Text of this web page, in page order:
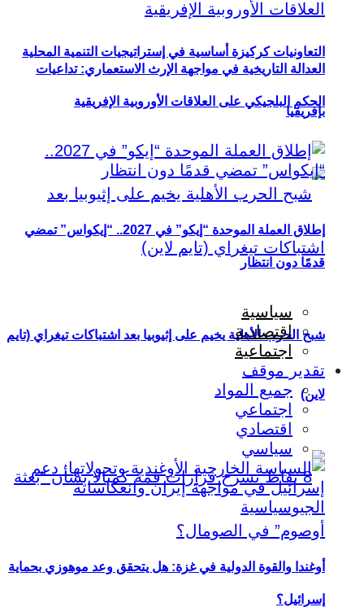
التعاونيات كركيزة أساسية في إستراتيجيات التنمية المحلية
بإفريقيا
شبح الحرب الأهلية يخيم على إثيوبيا بعد اشتباكات تيغراي (تايم
لاين)
العدالة التاريخية في مواجهة الإرث الاستعماري: تداعيات
الحكم البلجيكي على العلاقات الأوروبية الإفريقية
إطلاق العملة الموحدة “إيكو” في 2027.. “إيكواس” تمضي
قدمًا دون انتظار
سياسية
اقتصادية
اجتماعية
تقدير موقف
جميع المواد
اجتماعي
اقتصادي
سياسي
أوغندا والقوة الدولية في غزة: هل يتحقق وعد موهوزي بحماية
إسرائيل؟